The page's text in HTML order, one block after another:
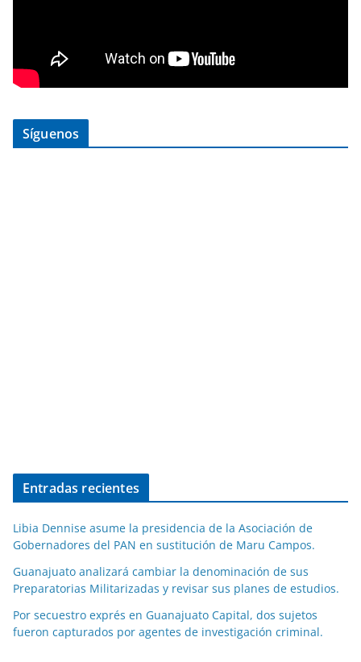
Síguenos
Entradas recientes
Libia Dennise asume la presidencia de la Asociación de
Gobernadores del PAN en sustitución de Maru Campos.
Guanajuato analizará cambiar la denominación de sus
Preparatorias Militarizadas y revisar sus planes de estudios.
Por secuestro exprés en Guanajuato Capital, dos sujetos
fueron capturados por agentes de investigación criminal.